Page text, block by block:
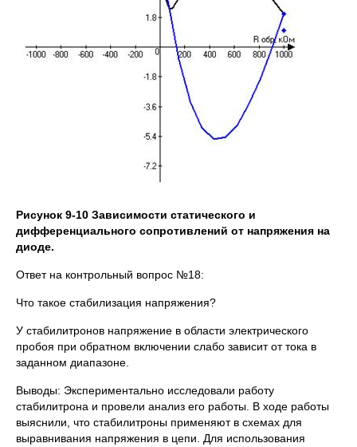
Рисунок 9-10 Зависимости статического и
дифференциального сопротивлений от напряжения на
диоде.
Ответ на контрольный вопрос №18:
Что такое стабилизация напряжения?
У стабилитронов напряжение в области электрического
пробоя при обратном включении слабо зависит от тока в
заданном диапазоне.
Выводы: Экспериментально исследовали работу
стабилитрона и провели анализ его работы. В ходе работы
выяснили, что стабилитроны применяют в схемах для
выравнивания напряжения в цепи. Для использования